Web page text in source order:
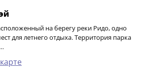
на берегу реки Ридо, одно
для летнего отдыха. Территория парка